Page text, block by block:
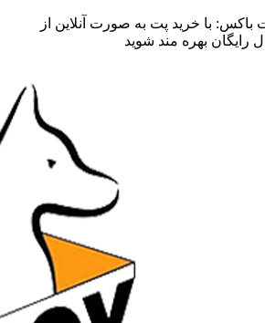
باکس: با خرید پت به صورت آنلاین از
بهره مند شوید